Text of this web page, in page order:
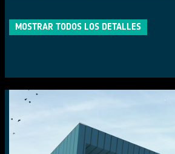
MOSTRAR TODOS LOS DETALLES